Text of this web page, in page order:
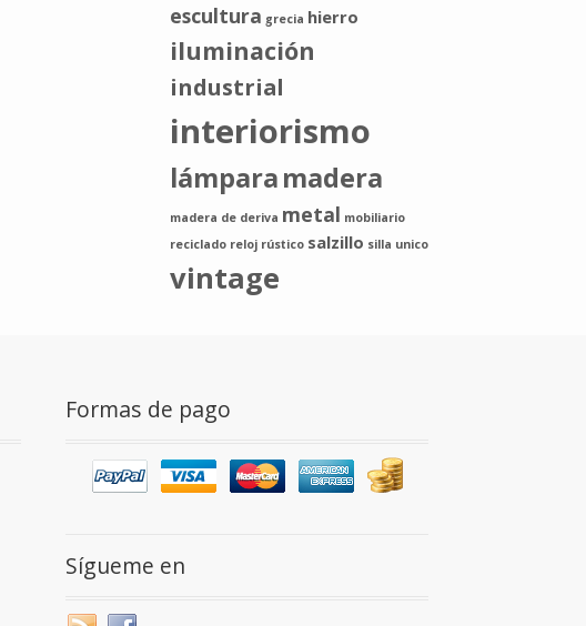
escultura grecia hierro
iluminación
industrial
interiorismo
lámparamadera
madera de deriva metal mobiliario
reciclado reloj rústico salzillo silla unico
vintage
Formas de pago
Sígueme en